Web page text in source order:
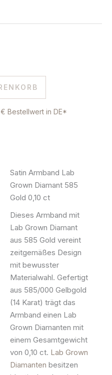
Bestellwert in DE*
Satin Armband Lab
Grown Diamant 585
Gold 0,10 ct
Dieses Armband mit
Lab Grown Diamant
aus 585 Gold vereint
zeitgemäßes Design
mit bewusster
Materialwahl. Gefertigt
aus 585/000 Gelbgold
(14 Karat) trägt das
Armband einen Lab
Grown Diamanten mit
einem Gesamtgewicht
von 0,10 ct. Lab Grown
Diamanten besitzen